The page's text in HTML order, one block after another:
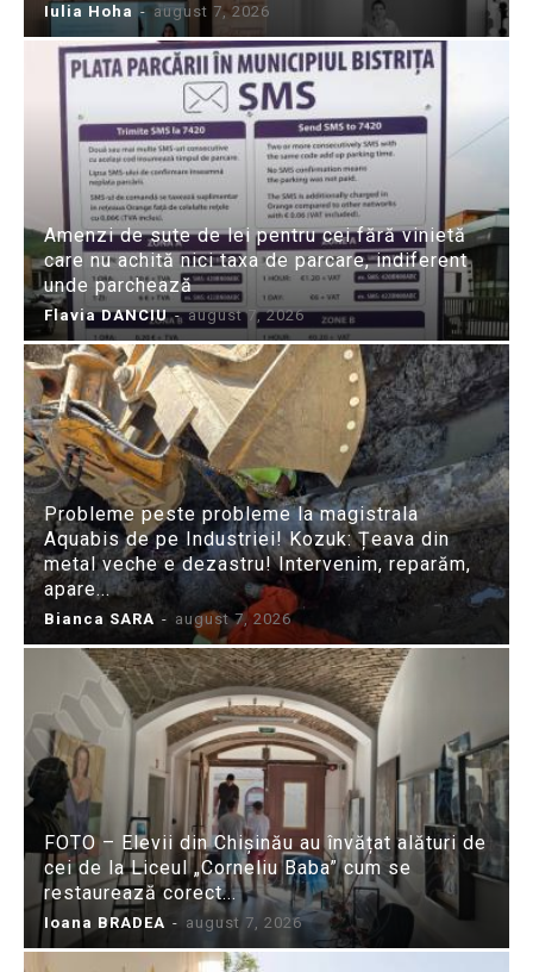
Iulia Hoha - august 7, 2026
Amenzi de sute de lei pentru cei fără vinietă
care nu achită nici taxa de parcare, indiferent
unde parchează
Flavia DANCIU - august 7, 2026
Probleme peste probleme la magistrala
Aquabis de pe Industriei! Kozuk: Țeava din
metal veche e dezastru! Intervenim, reparăm,
apare...
Bianca SARA - august 7, 2026
FOTO – Elevii din Chișinău au învățat alături de
cei de la Liceul „Corneliu Baba” cum se
restaurează corect...
Ioana BRADEA - august 7, 2026